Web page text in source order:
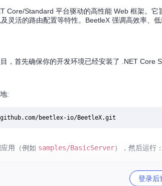
Core/Standard 平台驱动的高性能 Web 框架。
灵活的路由配置等特性。BeetleX 强调高效率、
，首先确保你的开发环境已经安装了 .NET Core
:
用（例如 samples/BasicServer），然后运行：
登录后